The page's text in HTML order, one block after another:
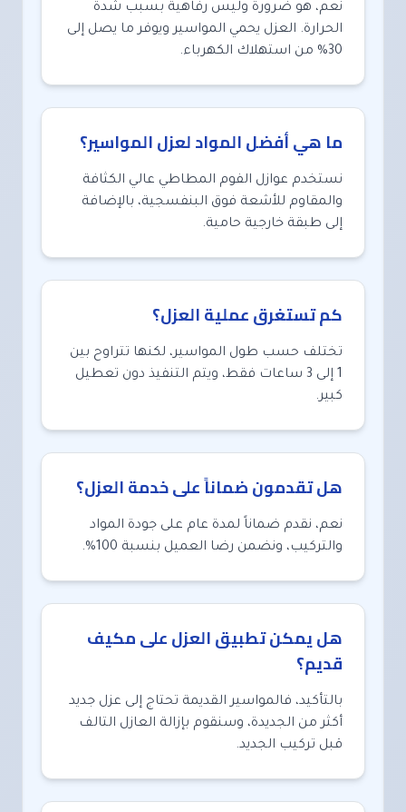
نعم، هو ضرورة وليس رفاهية بسبب شدة
الحرارة. العزل يحمي المواسير ويوفر ما يصل إلى
30% من استهلاك الكهرباء.
ما هي أفضل المواد لعزل المواسير؟
نستخدم عوازل الفوم المطاطي عالي الكثافة
والمقاوم للأشعة فوق البنفسجية، بالإضافة
إلى طبقة خارجية حامية.
كم تستغرق عملية العزل؟
تختلف حسب طول المواسير، لكنها تتراوح بين
1 إلى 3 ساعات فقط، ويتم التنفيذ دون تعطيل
كبير.
هل تقدمون ضماناً على خدمة العزل؟
نعم، نقدم ضماناً لمدة عام على جودة المواد
والتركيب، ونضمن رضا العميل بنسبة 100%.
هل يمكن تطبيق العزل على مكيف
قديم؟
بالتأكيد، فالمواسير القديمة تحتاج إلى عزل جديد
أكثر من الجديدة، وسنقوم بإزالة العازل التالف
قبل تركيب الجديد.